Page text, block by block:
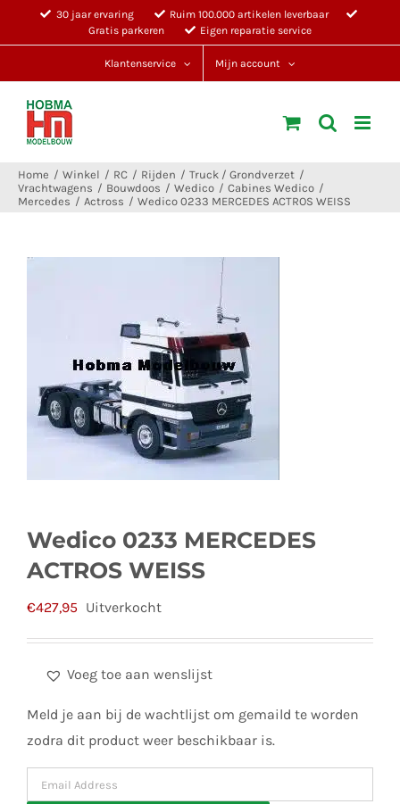
30 jaar ervaring
Ruim 100.000 artikelen leverbaar
Gratis parkeren
Eigen reparatie service
Klantenservice Mijn account
Home Winkel RC Rijden
Truck / Grondverzet
Vrachtwagens
Bouwdoos Wedico
Cabines Wedico
Mercedes
Actross Wedico 0233 MERCEDES ACTROS WEISS
Wedico 0233 MERCEDES
ACTROS WEISS
€427,95 Uitverkocht
Voeg toe aan wenslijst
Meld je aan bij de wachtlijst om gemaild te worden
zodra dit product weer beschikbaar is.
Enter